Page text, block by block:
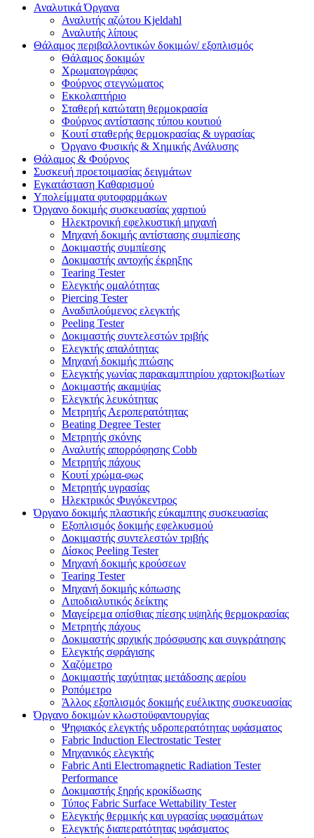
Αναλυτικά Όργανα
Αναλυτής αζώτου Kjeldahl
Αναλυτής λίπους
Θάλαμος περιβαλλοντικών δοκιμών/ εξοπλισμός
Θάλαμος δοκιμών
Χρωματογράφος
Φούρνος στεγνώματος
Εκκολαπτήριο
Σταθερή κατώτατη θερμοκρασία
Φούρνος αντίστασης τύπου κουτιού
Κουτί σταθερής θερμοκρασίας & υγρασίας
Όργανο Φυσικής & Χημικής Ανάλυσης
Θάλαμος & Φούρνος
Συσκευή προετοιμασίας δειγμάτων
Εγκατάσταση Καθαρισμού
Υπολείμματα φυτοφαρμάκων
Όργανο δοκιμής συσκευασίας χαρτιού
Ηλεκτρονική εφελκυστική μηχανή
Μηχανή δοκιμής αντίστασης συμπίεσης
Δοκιμαστής συμπίεσης
Δοκιμαστής αντοχής έκρηξης
Tearing Tester
Ελεγκτής ομαλότητας
Piercing Tester
Αναδιπλούμενος ελεγκτής
Peeling Tester
Δοκιμαστής συντελεστών τριβής
Ελεγκτής απαλότητας
Μηχανή δοκιμής πτώσης
Ελεγκτής γωνίας παρακαμπτηρίου χαρτοκιβωτίων
Δοκιμαστής ακαμψίας
Ελεγκτής λευκότητας
Μετρητής Αεροπερατότητας
Beating Degree Tester
Μετρητής σκόνης
Αναλυτής απορρόφησης Cobb
Μετρητής πάχους
Κουτί χρώμα-φως
Μετρητής υγρασίας
Ηλεκτρικός Φυγόκεντρος
Όργανο δοκιμής πλαστικής εύκαμπτης συσκευασίας
Εξοπλισμός δοκιμής εφελκυσμού
Δοκιμαστής συντελεστών τριβής
Δίσκος Peeling Tester
Μηχανή δοκιμής κρούσεων
Tearing Tester
Μηχανή δοκιμής κόπωσης
Λιποδιαλυτικός δείκτης
Μαγείρεμα οπίσθιας πίεσης υψηλής θερμοκρασίας
Μετρητής πάχους
Δοκιμαστής αρχικής πρόσφυσης και συγκράτησης
Ελεγκτής σφράγισης
Χαζόμετρο
Δοκιμαστής ταχύτητας μετάδοσης αερίου
Ροπόμετρο
Άλλος εξοπλισμός δοκιμής ευέλικτης συσκευασίας
Όργανο δοκιμών κλωστοϋφαντουργίας
Ψηφιακός ελεγκτής υδροπερατότητας υφάσματος
Fabric Induction Electrostatic Tester
Μηχανικός ελεγκτής
Fabric Anti Electromagnetic Radiation Tester
Performance
Δοκιμαστής ξηρής κροκίδωσης
Τύπος Fabric Surface Wettability Tester
Ελεγκτής θερμικής και υγρασίας υφασμάτων
Ελεγκτής διαπερατότητας υφάσματος